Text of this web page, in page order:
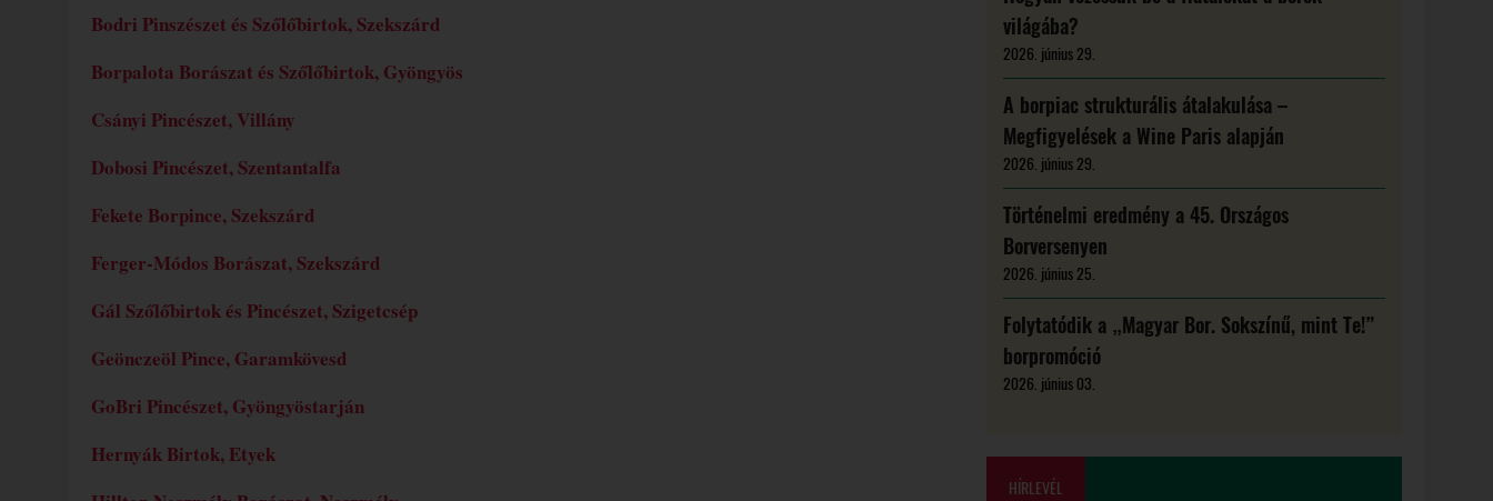
Bodri Pinszészet és Szőlőbirtok, Szekszárd
Borpalota Borászat és Szőlőbirtok, Gyöngyös
Csányi Pincészet, Villány
Dobosi Pincészet, Szentantalfa
Fekete Borpince, Szekszárd
Ferger-Módos Borászat, Szekszárd
Gál Szőlőbirtok és Pincészet, Szigetcsép
Geönczeöl Pince, Garamkövesd
GoBri Pincészet, Gyöngyöstarján
Hernyák Birtok, Etyek
világába?
2026. június 29.
A borpiac strukturális átalakulása –
Megfigyelések a Wine Paris alapján
2026. június 29.
Történelmi eredmény a 45. Országos
Borversenyen
2026. június 25.
Folytatódik a „Magyar Bor. Sokszínű, mint Te!”
borpromóció
2026. június 03.
HÍRLEVÉL